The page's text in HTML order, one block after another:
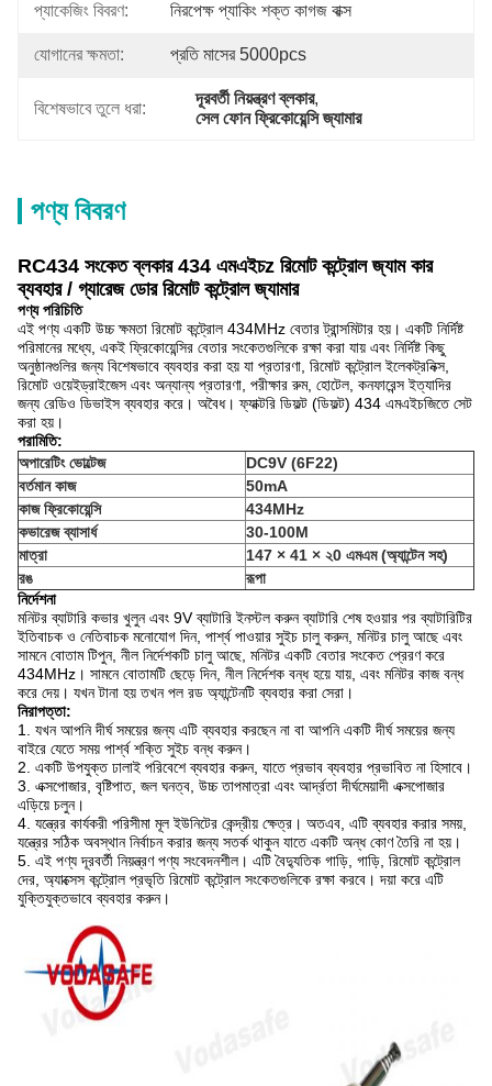
প্যাকেজিং বিবরণ: নিরপেক্ষ প্যাকিং শক্ত কাগজ বাক্স
যোগানের ক্ষমতা: প্রতি মাসের 5000pcs
বিশেষভাবে তুলে ধরা:
দূরবর্তী নিয়ন্ত্রণ ব্লকার,
সেল ফোন ফ্রিকোয়েন্সি জ্যামার
পণ্য বিবরণ
RC434 সংকেত ব্লকার 434 এমএইচz রিমোট কন্ট্রোল জ্যাম কার
ব্যবহার / গ্যারেজ ডোর রিমোট কন্ট্রোল জ্যামার
পণ্য পরিচিতি
এই পণ্য একটি উচ্চ ক্ষমতা রিমোট কন্ট্রোল 434MHz বেতার ট্রান্সমিটার হয়। একটি নির্দিষ্ট
পরিমানের মধ্যে, একই ফ্রিকোয়েন্সির বেতার সংকেতগুলিকে রক্ষা করা যায় এবং নির্দিষ্ট কিছু
অনুষ্ঠানগুলির জন্য বিশেষভাবে ব্যবহার করা হয় যা প্রতারণা, রিমোট কন্ট্রোল ইলেকট্রনিক্স,
রিমোট ওয়েইড্রাইজেস এবং অন্যান্য প্রতারণা, পরীক্ষার রুম, হোটেল, কনফারেন্স ইত্যাদির
জন্য রেডিও ডিভাইস ব্যবহার করে। অবৈধ। ফ্যাক্টরি ডিফল্ট (ডিফল্ট) 434 এমএইচজিতে সেট
করা হয়।
পরামিতি:
অপারেটিং ভোল্টেজ
DC9V (6F22)
বর্তমান কাজ
50mA
কাজ ফ্রিকোয়েন্সি
434MHz
কভারেজ ব্যাসার্ধ
30-100M
মাত্রা
147 × 41 × ২0 এমএম (অ্যান্টেন সহ)
রঙ
রূপা
নির্দেশনা
মনিটর ব্যাটারি কভার খুলুন এবং 9V ব্যাটারি ইনস্টল করুন ব্যাটারি শেষ হওয়ার পর ব্যাটারিটির
ইতিবাচক ও নেতিবাচক মনোযোগ দিন, পার্শ্ব পাওয়ার সুইচ চালু করুন, মনিটর চালু আছে এবং
সামনে বোতাম টিপুন, নীল নির্দেশকটি চালু আছে, মনিটর একটি বেতার সংকেত প্রেরণ করে
434MHz। সামনে বোতামটি ছেড়ে দিন, নীল নির্দেশক বন্ধ হয়ে যায়, এবং মনিটর কাজ বন্ধ
করে দেয়। যখন টানা হয় তখন পল রড অ্যান্টেনটি ব্যবহার করা সেরা।
নিরাপত্তা:
1. যখন আপনি দীর্ঘ সময়ের জন্য এটি ব্যবহার করছেন না বা আপনি একটি দীর্ঘ সময়ের জন্য
বাইরে যেতে সময় পার্শ্ব শক্তি সুইচ বন্ধ করুন।
2. একটি উপযুক্ত ঢালাই পরিবেশে ব্যবহার করুন, যাতে প্রভাব ব্যবহার প্রভাবিত না হিসাবে।
3. এক্সপোজার, বৃষ্টিপাত, জল ঘনত্ব, উচ্চ তাপমাত্রা এবং আর্দ্রতা দীর্ঘমেয়াদী এক্সপোজার
এড়িয়ে চলুন।
4. যন্ত্রের কার্যকরী পরিসীমা মূল ইউনিটের কেন্দ্রীয় ক্ষেত্র। অতএব, এটি ব্যবহার করার সময়,
যন্ত্রের সঠিক অবস্থান নির্বাচন করার জন্য সতর্ক থাকুন যাতে একটি অন্ধ কোণ তৈরি না হয়।
5. এই পণ্য দূরবর্তী নিয়ন্ত্রণ পণ্য সংবেদনশীল। এটি বৈদ্যুতিক গাড়ি, গাড়ি, রিমোট কন্ট্রোল
দের, অ্যাক্সেস কন্ট্রোল প্রভৃতি রিমোট কন্ট্রোল সংকেতগুলিকে রক্ষা করবে। দয়া করে এটি
যুক্তিযুক্তভাবে ব্যবহার করুন।